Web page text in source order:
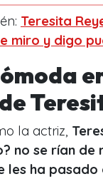
Teresita
miro y digo
la actriz,
no se rían
les ha